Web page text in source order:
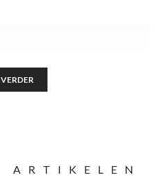
VERDER
ARTIKELEN